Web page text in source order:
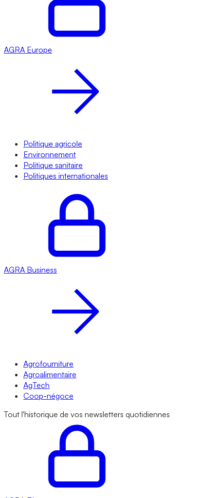
AGRA Europe
Politique agricole
Environnement
Politique sanitaire
Politiques internationales
AGRA Business
Agrofourniture
Agroalimentaire
AgTech
Coop-négoce
Tout l'historique de vos newsletters quotidiennes